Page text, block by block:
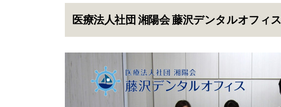
医療法人社団 湘陽会 藤沢デンタルオフィス